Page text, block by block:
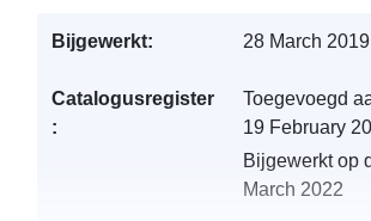
Bijgewerkt: 28 March 2019
Catalogusregister
:
Toegevoegd
19 February
Bijgewerkt op
March 2022